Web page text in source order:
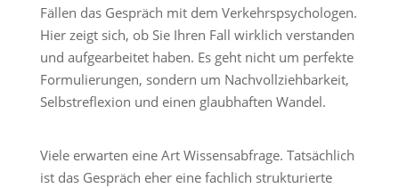
Fällen das Gespräch mit dem Verkehrspsychologen.
Hier zeigt sich, ob Sie Ihren Fall wirklich verstanden
und aufgearbeitet haben. Es geht nicht um perfekte
Formulierungen, sondern um Nachvollziehbarkeit,
Selbstreflexion und einen glaubhaften Wandel.
Viele erwarten eine Art Wissensabfrage. Tatsächlich
ist das Gespräch eher eine fachlich strukturierte